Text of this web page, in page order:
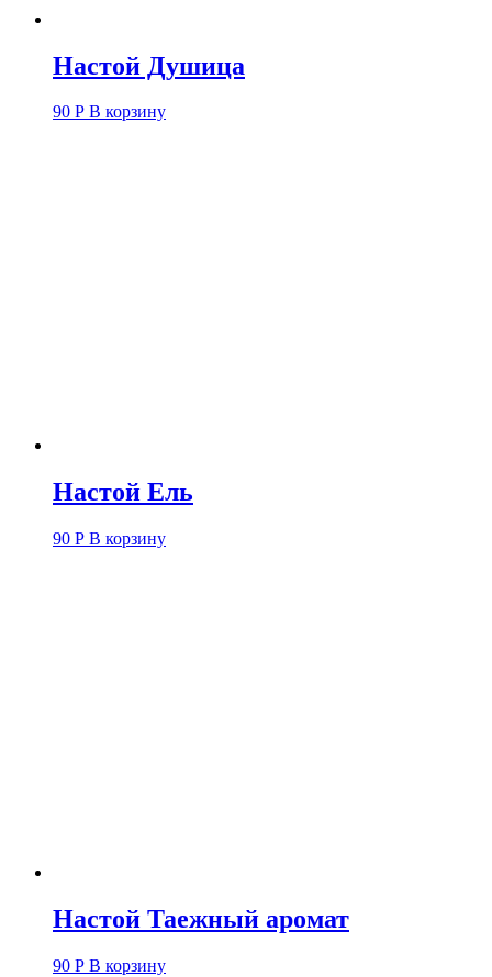
Настой Душица
90 Р В корзину
Настой Ель
90 Р В корзину
Настой Таежный аромат
90 Р В корзину